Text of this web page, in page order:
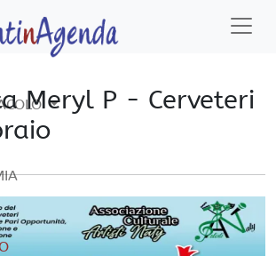
Meryl P - Cerveteri